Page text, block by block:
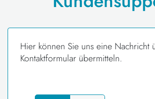
Hier können Sie uns eine Nachricht
Kontaktformular übermitteln.